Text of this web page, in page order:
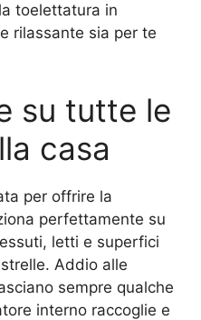
toelettatura in
rilassante sia per te
su tutte le
casa
per offrire la
perfettamente su
letti e superfici
Addio alle
sempre qualche
interno raccoglie e